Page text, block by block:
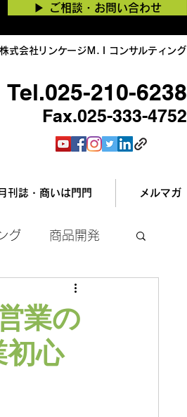
▶︎ ご相談・お問い合わせ
式会社リンケージＭ.Ｉコンサルティング
Tel.025-210-6238
Fax.025-333-4752
刊誌・商いは門門 メルマガ
グ 商品開発
業の
初心